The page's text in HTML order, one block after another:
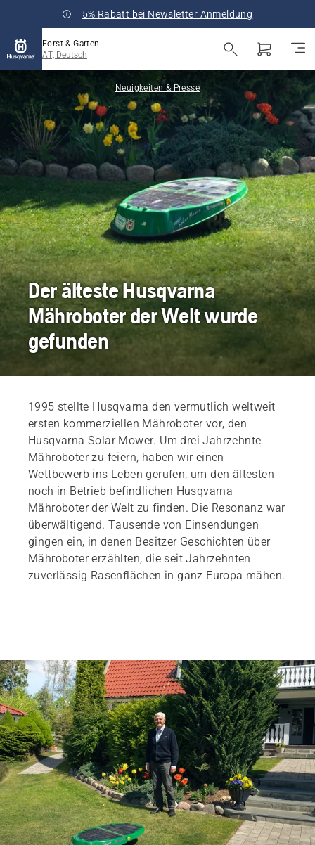
5% Rabatt bei Newsletter Anmeldung
Forst & Garten
AT, Deutsch
Neuigkeiten & Presse
Der älteste Husqvarna
Mähroboter der Welt wurde
gefunden
1995 stellte Husqvarna den vermutlich weltweit
ersten kommerziellen Mähroboter vor, den
Husqvarna Solar Mower. Um drei Jahrzehnte
Mähroboter zu feiern, haben wir einen
Wettbewerb ins Leben gerufen, um den ältesten
noch in Betrieb befindlichen Husqvarna
Mähroboter der Welt zu finden. Die Resonanz war
überwältigend. Tausende von Einsendungen
gingen ein, in denen Besitzer Geschichten über
Mähroboter erzählten, die seit Jahrzehnten
zuverlässig Rasenflächen in ganz Europa mähen.